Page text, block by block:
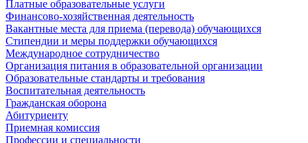
Платные образовательные услуги
Финансово-хозяйственная деятельность
Вакантные места для приема (перевода) обучающихся
Стипендии и меры поддержки обучающихся
Международное сотрудничество
Организация питания в образовательной организации
Образовательные стандарты и требования
Воспитательная деятельность
Гражданская оборона
Абитуриенту
Приемная комиссия
Профессии и специальности